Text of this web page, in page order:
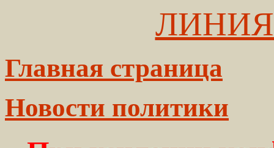
Главная страница
Новости политики